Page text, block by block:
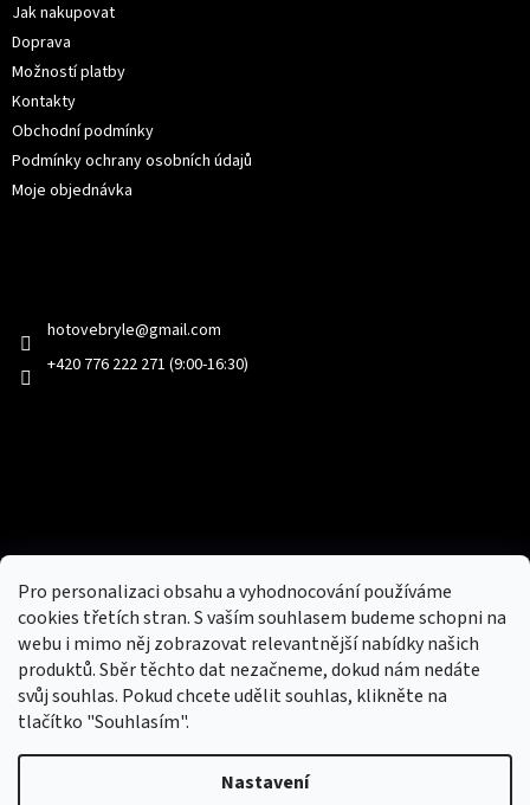
Pro personalizaci obsahu a vyhodnocování používáme
cookies třetích stran. S vaším souhlasem budeme schopni na
webu i mimo něj zobrazovat relevantnější nabídky našich
produktů. Sběr těchto dat nezačneme, dokud nám nedáte
svůj souhlas. Pokud chcete udělit souhlas, klikněte na
tlačítko "Souhlasím".
Nastavení
Jak nakupovat
Doprava
Možností platby
Kontakty
Obchodní podmínky
Podmínky ochrany osobních údajů
Moje objednávka
hotovebryle@gmail.com
+420 776 222 271 (9:00-16:30)
Nový obchod s batohy, cestovními zavazadly, tašky a peněženky